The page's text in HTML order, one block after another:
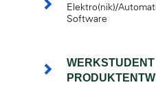
Elektro(nik)/
Software
WERKSTUDENT